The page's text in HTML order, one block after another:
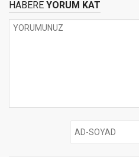
HABERE YORUM KAT